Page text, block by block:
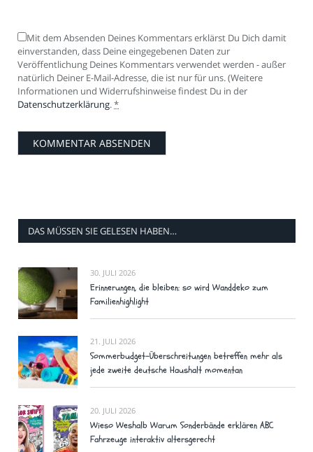
Mit dem Absenden Deines Kommentars erklärst Du Dich damit
einverstanden, dass Deine eingegebenen Daten zur
Veröffentlichung Deines Kommentars verwendet werden - außer
natürlich Deiner E-Mail-Adresse, die ist nur für uns. (Weitere
Informationen und Widerrufshinweise findest Du in der
Datenschutzerklärung.*
DAS MÜSSEN SIE GELESEN HABEN…
30. JULI 2026
Erinnerungen, die bleiben: so wird Wanddeko zum
Familienhighlight
21. JULI 2026
Sommerbudget-Überschreitungen betreffen mehr als
jede zweite deutsche Haushalt momentan
20. JULI 2026
Wieso Weshalb Warum Sonderbände erklären ABC
Fahrzeuge interaktiv altersgerecht